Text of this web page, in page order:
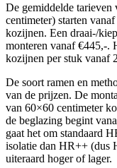
De gemiddelde
centimeter) starten
kozijnen. Een draai-/
monteren vanaf €445,-.
kozijnen per stuk vanaf
De soort ramen en
van de prijzen. De
van 60×60 centimeter
de beglazing begint
gaat het om standaard
isolatie dan HR++ (dus
uiteraard hoger of lager.